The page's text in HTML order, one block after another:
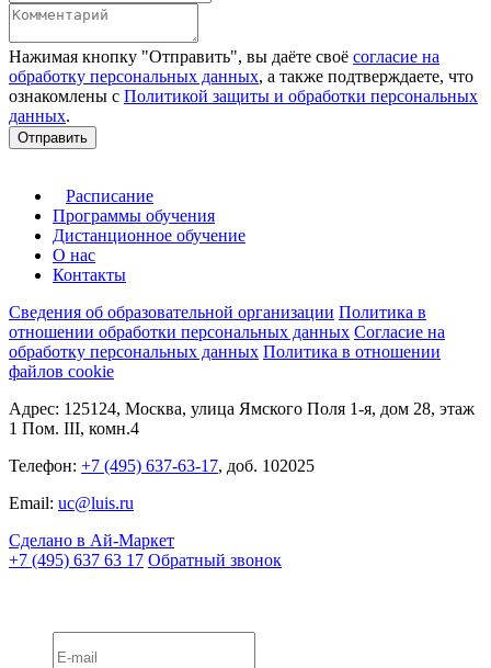
Нажимая кнопку "Отправить", вы даёте своё согласие на
обработку персональных данных, а также подтверждаете, что
ознакомлены с Политикой защиты и обработки персональных
данных.
Отправить
Расписание
Программы обучения
Дистанционное обучение
О нас
Контакты
Сведения об образовательной организации Политика в
отношении обработки персональных данных Согласие на
обработку персональных данных Политика в отношении
файлов cookie
Адрес: 125124, Москва, улица Ямского Поля 1-я, дом 28, этаж
1 Пом. III, комн.4
Телефон: +7 (495) 637-63-17, доб. 102025
Email: uc@luis.ru
Сделано в Ай-Маркет
+7 (495) 637 63 17 Обратный звонок